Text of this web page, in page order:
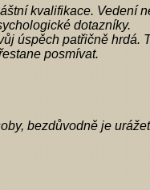
kvalifikace. Vedení
dotazníky.
úspěch patřičně hrdá.
posmívat.
bezdůvodně je